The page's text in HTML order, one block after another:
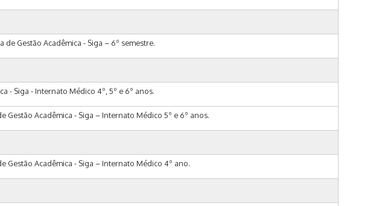
Gestão Acadêmica - Siga – 6º semestre.
- Siga - Internato Médico 4º, 5º e 6º anos.
Acadêmica - Siga – Internato Médico 5º e 6º anos.
Acadêmica - Siga – Internato Médico 4º ano.